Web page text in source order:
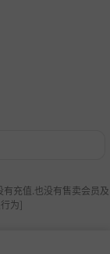
充值.也没有售卖会员及
为]